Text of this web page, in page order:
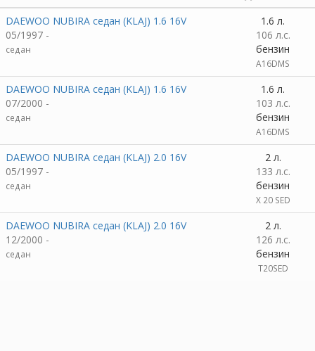
DAEWOO NUBIRA седан (KLAJ) 1.6 16V
05/1997 -
седан
1.6 л.
106 л.с.
бензин
A16DMS
DAEWOO NUBIRA седан (KLAJ) 1.6 16V
07/2000 -
седан
1.6 л.
103 л.с.
бензин
A16DMS
DAEWOO NUBIRA седан (KLAJ) 2.0 16V
05/1997 -
седан
2 л.
133 л.с.
бензин
X 20 SED
DAEWOO NUBIRA седан (KLAJ) 2.0 16V
12/2000 -
седан
2 л.
126 л.с.
бензин
T20SED